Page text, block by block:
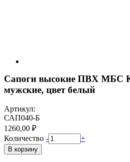
Сапоги высокие ПВХ МБС
мужские, цвет белый
Артикул:
САП040-Б
1260,00 ₽
Количество - +
В корзину